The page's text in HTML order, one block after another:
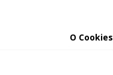
DODAJ DO KOSZYKAO Cookies